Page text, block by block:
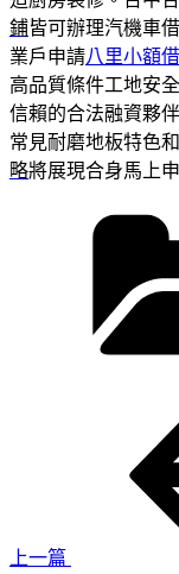
鋪皆可辦理汽機車
業戶申請八里小額
高品質條件工地安
信賴的合法融資夥
常見耐磨地板特色
略將展現合身馬上
上一篇